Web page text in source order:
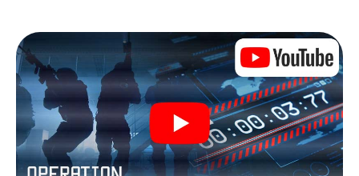
niet opgesloten in een kamer waaruit je jezelf binnen een
bepaald tijdvenster moet bevrijden. Met deze
speurtocht met een smartphone wordt heel Berlaar jouw
speelveld! De technische voorwaarden voor jouw
avontuur in Berlaar zijn een smartphone en toegang tot
het mobiel internet. Met één klik krijg jij toegang tot onze
app. Je hoeft niets te installeren om door interactieve
video's, lastige minigames of andere functies in de actie
te worden getrokken.